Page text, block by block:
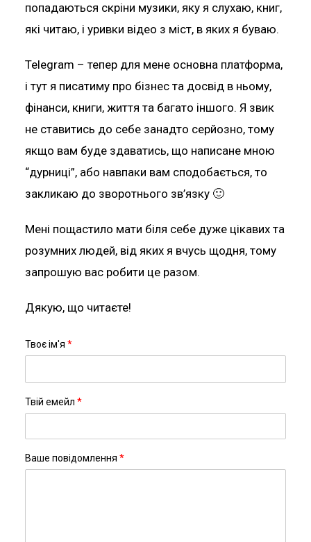
попадаються скріни музики, яку я слухаю, книг,
які читаю, і уривки відео з міст, в яких я буваю.
Telegram – тепер для мене основна платформа,
і тут я писатиму про бізнес та досвід в ньому,
фінанси, книги, життя та багато іншого. Я звик
не ставитись до себе занадто серйозно, тому
якщо вам буде здаватись, що написане мною
“дурниці”, або навпаки вам сподобається, то
закликаю до зворотнього зв’язку 🙂
Мені пощастило мати біля себе дуже цікавих та
розумних людей, від яких я вчусь щодня, тому
запрошую вас робити це разом.
Дякую, що читаєте!
Твоє ім'я *
Твій емейл *
Ваше повідомлення *